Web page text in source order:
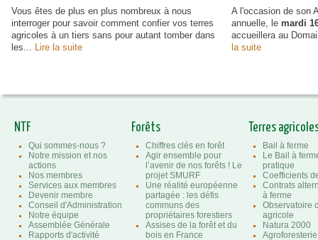
Vous êtes de plus en plus nombreux à nous
interroger pour savoir comment confier vos terres
agricoles à un tiers sans pour autant tomber dans
les... Lire la suite
A l'occasion de son
annuelle, le mardi
accueillera au
la suite
NTF
Qui sommes-nous ?
Notre mission et nos
actions
Nos membres
Services aux membres
Devenir membre
Conseil d'Administration
Notre équipe
Assemblée Générale
Rapports d'activité
Forêts
Chiffres clés en forêt
Agir ensemble pour
l’avenir de nos forêts ! Le
projet SMURF
Une réalité européenne
partagée : les défis
communs des
propriétaires forestiers
Assises de la forêt et du
bois en France
Terres
Bail à ferme
Le Bail à
pratique
Coefficients
Contrats
à ferme
Observatoire
agricole
Natura 2000